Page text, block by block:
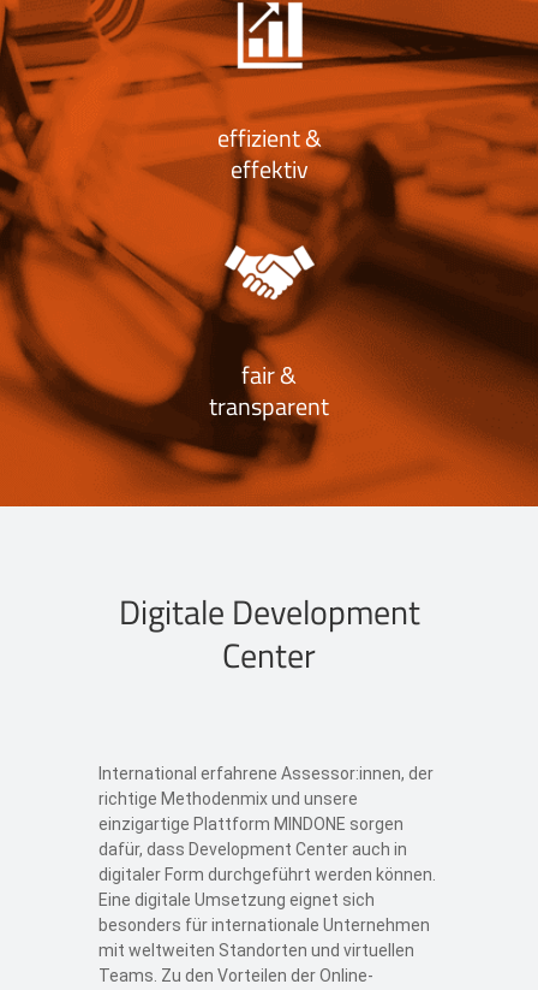
effizient &
effektiv
fair &
transparent
Digitale Development
Center
International erfahrene Assessor:innen, der
richtige Methodenmix und unsere
einzigartige Plattform MINDONE sorgen
dafür, dass Development Center auch in
digitaler Form durchgeführt werden können.
Eine digitale Umsetzung eignet sich
besonders für internationale Unternehmen
mit weltweiten Standorten und virtuellen
Teams. Zu den Vorteilen der Online-